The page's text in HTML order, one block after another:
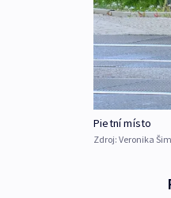
Pietní místo
Zdroj: Veronika